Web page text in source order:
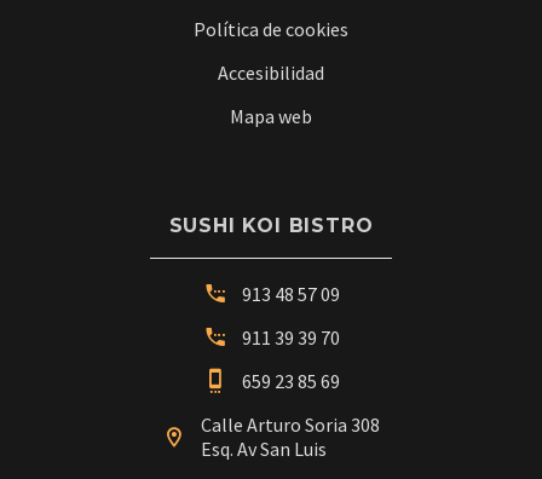
Política de cookies
Accesibilidad
Mapa web
SUSHI KOI BISTRO
913 48 57 09
911 39 39 70
659 23 85 69
Calle Arturo Soria 308
Esq. Av San Luis